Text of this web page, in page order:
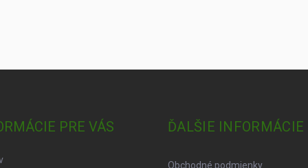
PRE VÁS ĎALŠIE INFORMÁCIE
Obchodné podmienky